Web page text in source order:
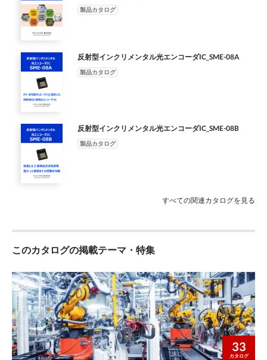
回路等の定数は、一例を示すものであり、量産に際しての設計を
保証するものではありません。 5. この資料に記載されている商
品の全部または一部が、外国為替および外国貿易法その他の関係
出の承認･許可が必要になりますので、お客様にてその申請手続
きをお願い致します。 6. 本製品を使用したお客様の製品を輸出
する場合には、外国為替及び外国貿易法その他の輸出関連法令を
遵守し、当該法令に従って必要な 手続きを行ってください。本
製品を輸出関連法令（日本の外国為替及び外国貿易法、米国の輸
いでください。また、上記機器への使用が想定されるユーザーお
よびそのサプライチェーンを構成する企業への販売はしな いで
ください。本製品を使用したモジュール部品や機器を使用するユ
ーザーが人権侵害の疑いのある企業である場合には、そのユーザ
ーに上 記部品や機器を販売しないでください。 セ イ コ ー Ｎ Ｐ
9-4 TEL：03-6747-5301 FAX：03-6747-5303 那須塩原事業所 〒
FAX：0287-35-3120 関西営業所 〒564-0063 大阪府吹田市江坂
町1-17-26 TEL：06-6192-8160 FAX：06-6192-8161
http://www.npc.co.jp/ Email：sales@npc.co.jp 2024.12
製品カタログ
反射型インクリメンタル光エンコーダIC_SME-08A
製品カタログ
反射型インクリメンタル光エンコーダIC_SME-08B
製品カタログ
すべての関連カタログを見る
このカタログの掲載テーマ・特集
33
カタログ